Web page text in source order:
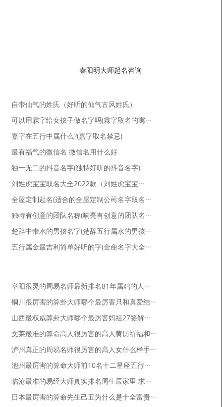
本文关键词：属鼠男孩帅气有涵养的名字,属鼠男孩名字,鼠年起名
测算
中国有名八字算命大师_皇极派道家传人_断事
咨询微信
qym8195
点击复制 添加微信 快速咨询 获得建议
秦阳明大师起名咨询
自带仙气的姓氏（好听的仙气古风姓氏）
可以用霖字给女孩子做名字吗(霖字取名的寓···
嘉字在五行中属什么?(嘉字取名禁忌)
最有福气的微信名 微信名用什么好
独一无二的抖音名字(独特好听的抖音名字)
刘姓虎宝宝取名大全2022款（刘姓虎宝宝···
全屋定制起名(适合的全屋定制公司名字取名···
独特有创意的团队名称(响亮有创意的团队名···
楚辞中带水的男孩名字(楚辞五行属水的男孩···
五行属金最吉利简单好听的字(金命名字大全···
阜阳很灵的周易名师最新排名81年属鸡的人···
铜川很厉害的算卦大师哪个最厉害只和真爱结···
山西最权威算卦大师哪个最厉害妈祖27签解···
文莱最准的算命高人很厉害的高人黄历祈福和···
泸州真正的周易名师很厉害的高人女什么样手···
池州最厉害的算命大师前10名十二星座五行···
临沧最准的易经大师真实排名周生辰家里 求···
日本最厉害的算命先生己丑为什么是十全富贵···